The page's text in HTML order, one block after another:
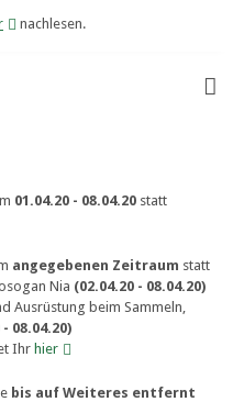
nachlesen.
01.04.20 - 08.04.20 statt
angegebenen Zeitraum statt
Nia (02.04.20 - 08.04.20)
Ausrüstung beim Sammeln,
08.04.20)
Ihr hier
bis auf Weiteres entfernt